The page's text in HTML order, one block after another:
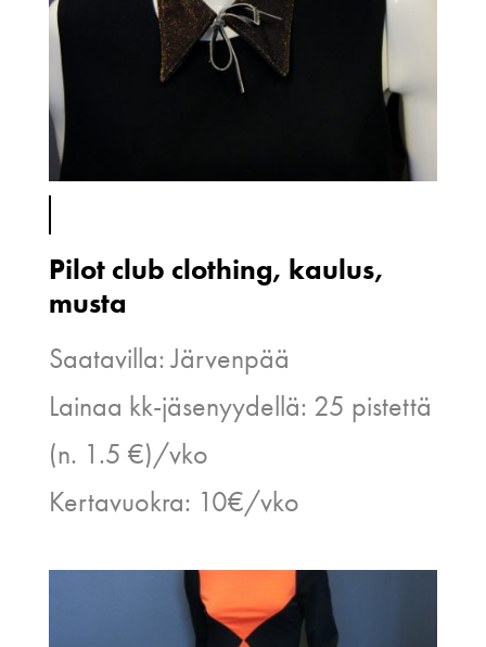
Pilot club clothing, kaulus,
musta
Saatavilla: Järvenpää
Lainaa kk-jäsenyydellä: 25 pistettä
(n. 1.5 €)/vko
Kertavuokra: 10€/vko